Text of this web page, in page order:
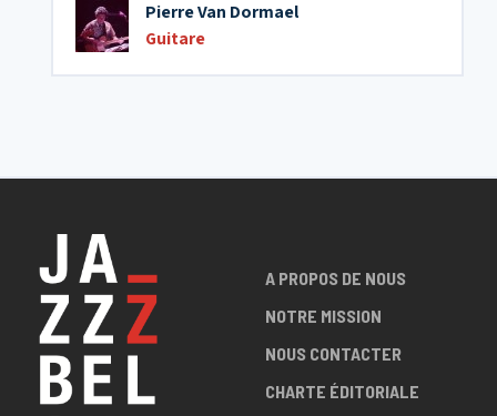
Pierre Van Dormael
Guitare
A PROPOS DE NOUS
NOTRE MISSION
NOUS CONTACTER
CHARTE ÉDITORIALE